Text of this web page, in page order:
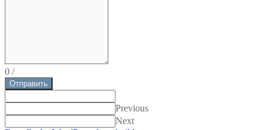
0 /
Отправить
Previous
Next